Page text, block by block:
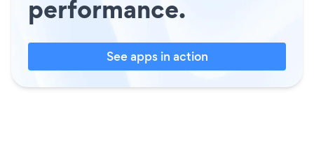
performance.
See apps in action